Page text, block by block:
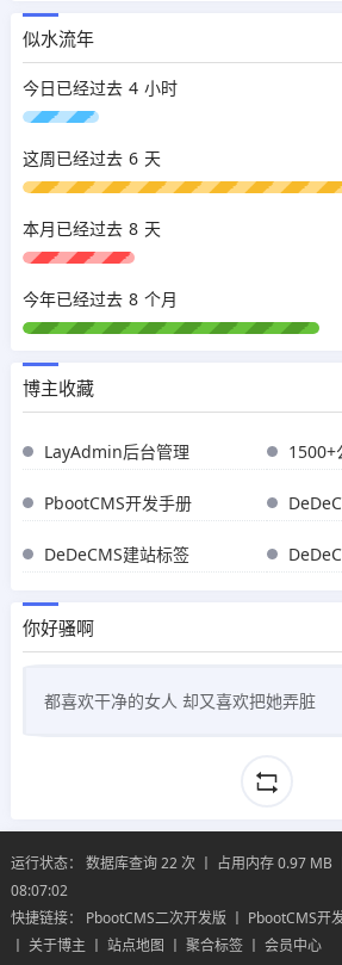
似水流年
今日已经过去 4 小时
这周已经过去 6 天
本月已经过去 8 天
今年已经过去 8 个月
博主收藏
LayAdmin后台管理 1500+
PbootCMS开发手册
DeDeCMS建站标签
你好骚啊
都喜欢干净的女人 却又喜欢把她弄脏
运行状态： 数据库查询 22 次 丨 占用内存 0.97 MB
08:07:02
快捷链接： PbootCMS二次开发版 丨 PbootCMS开
丨 关于博主 丨 站点地图 丨 聚合标签丨 会员中心